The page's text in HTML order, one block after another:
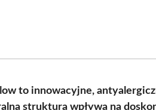
to innowacyjne,
struktura wpływa na